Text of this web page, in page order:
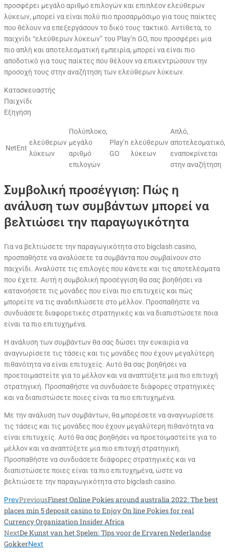
προσφέρει μεγάλο αριθμό επιλογών και επιπλέον ελεύθερων
λύκεων, μπορεί να είναι πολύ πιο προσαρμόσιμο για τους παίκτες
που θέλουν να επεξεργάσουν το δικό τους τακτικό. Αντίθετα, το
παιχνίδι “ελεύθερων λύκεων” του Play’n GO, που προσφέρει μια
πιο απλή και αποτελεσματική εμπειρία, μπορεί να είναι πιο
αποδοτικό για τους παίκτες που θέλουν να επικεντρώσουν την
προσοχή τους στην αναζήτηση των ελεύθερων λύκεων.
Κατασκευαστής
Παιχνίδι
Εξηγήση
NetEnt
ελεύθερων
λύκεων
Πολύπλοκο,
μεγάλο
αριθμό
επιλογών
Play’n
GO
ελεύθερων
λύκεων
Απλό,
αποτελεσματικό,
εναποκρίνεται
στην αναζήτηση
Συμβολική προσέγγιση: Πώς η
ανάλυση των συμβάντων μπορεί να
βελτιώσει την παραγωγικότητα
Για να βελτιώσετε την παραγωγικότητα στο bigclash casino,
προσπαθήστε να αναλύσετε τα συμβάντα που συμβαίνουν στο
παιχνίδι. Αναλύστε τις επιλογές που κάνετε και τις αποτελέσματα
που έχετε. Αυτή η συμβολική προσέγγιση θα σας βοηθήσει να
κατανοήσετε τις μονάδες που είναι πιο επιτυχείς και πώς
μπορείτε να τις αναδιπλώσετε στο μέλλον. Προσπαθήστε να
συνδυάσετε διαφορετικές στρατηγικές και να διαπιστώσετε ποια
είναι τα πιο επιτυχημένα.
Η ανάλυση των συμβάντων θα σας δώσει την ευκαιρία να
αναγνωρίσετε τις τάσεις και τις μονάδες που έχουν μεγαλύτερη
πιθανότητα να είναι επιτυχείς. Αυτό θα σας βοηθήσει να
προετοιμαστείτε για το μέλλον και να αναπτύξετε μια πιο επιτυχή
στρατηγική. Προσπαθήστε να συνδυάσετε διάφορες στρατηγικές
και να διαπιστώσετε ποιες είναι τα πιο επιτυχημένα.
Με την ανάλυση των συμβάντων, θα μπορέσετε να αναγνωρίσετε
τις τάσεις και τις μονάδες που έχουν μεγαλύτερη πιθανότητα να
είναι επιτυχείς. Αυτό θα σας βοηθήσει να προετοιμαστείτε για το
μέλλον και να αναπτύξετε μια πιο επιτυχή στρατηγική.
Προσπαθήστε να συνδυάσετε διάφορες στρατηγικές και να
διαπιστώσετε ποιες είναι τα πιο επιτυχημένα, ώστε να
βελτιώσετε την παραγωγικότητα στο bigclash casino.
PrevPreviousFinest Online Pokies around australia 2022: The best
places min 5 deposit casino to Enjoy On line Pokies for real
Currency Organization Insider Africa
NextDe Kunst van het Spelen: Tips voor de Ervaren Nederlandse
GokkerNext